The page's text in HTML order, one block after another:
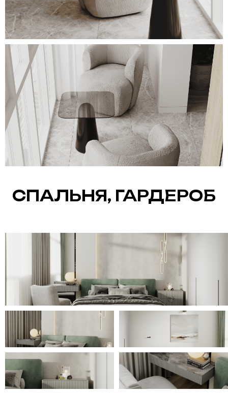
СПАЛЬНЯ, ГАРДЕРОБ